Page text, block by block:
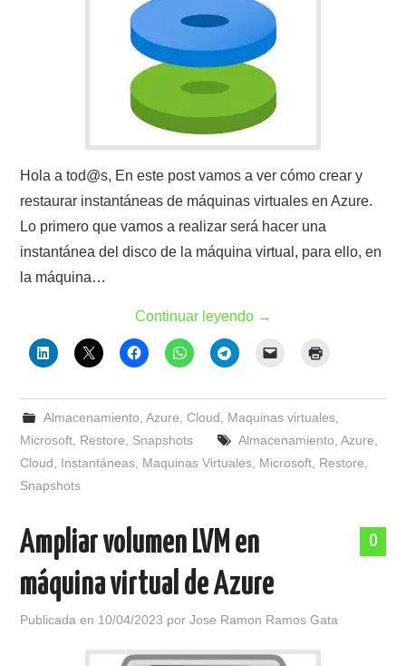
Hola a tod@s, En este post vamos a ver cómo crear y
restaurar instantáneas de máquinas virtuales en Azure.
Lo primero que vamos a realizar será hacer una
instantánea del disco de la máquina virtual, para ello, en
la máquina…
Continuar leyendo →
Almacenamiento Azure Cloud Maquinas virtuales,
Microsoft Restore Snapshots Almacenamiento Azure
Cloud
Instantáneas Maquinas Virtuales Microsoft Restore
Snapshots
0
Ampliar volumen LVM en
máquina virtual de Azure
Publicada en 10/04/2023 porJose Ramon Ramos Gata